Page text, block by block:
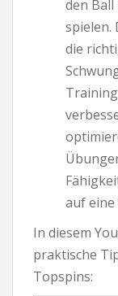
den
spielen.
die
auf eine
In diesem
praktische
Topspins: